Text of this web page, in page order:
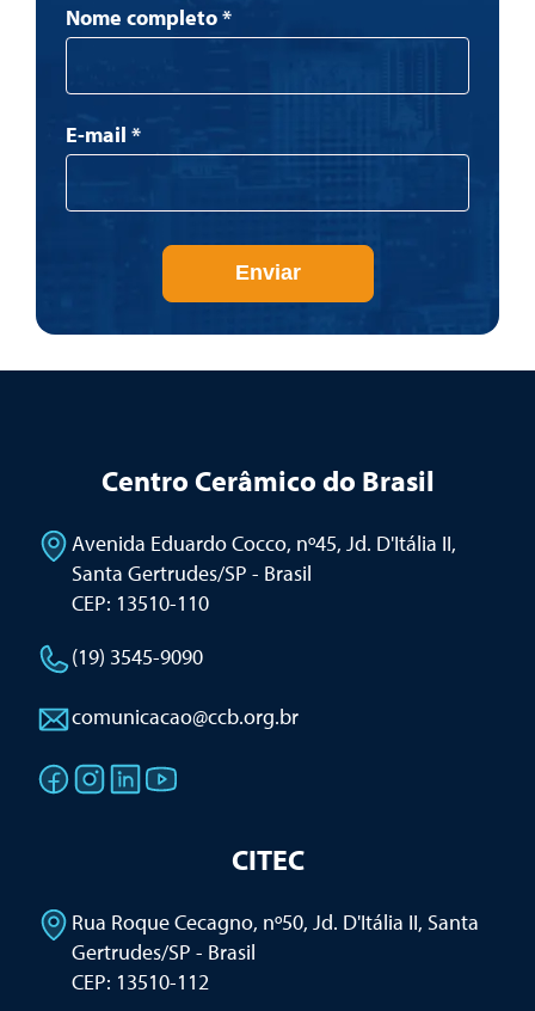
Newsletter
Nome completo*
E-mail *
Enviar
Centro Cerâmico do Brasil
Avenida Eduardo Cocco, nº45, Jd. D'Itália II,
Santa Gertrudes/SP - Brasil
CEP: 13510-110
(19) 3545-9090
comunicacao@ccb.org.br
CITEC
Rua Roque Cecagno, nº50, Jd. D'Itália II, Santa
Gertrudes/SP - Brasil
CEP: 13510-112